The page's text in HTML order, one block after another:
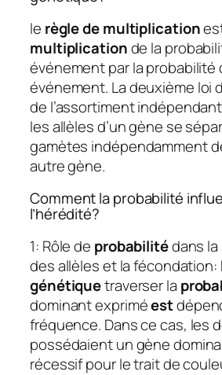
le règle de multiplication
multiplicationde la
événement par la probabilité
événement. La deuxième loi
de l’assortiment
les allèles d’un gène se
gamètes indépendamment
autre gène.
Comment la probabilité
l’hérédité?
1: Rôle de probabilitédans la
des allèles et la fécondation:
génétiquetraverser la
dominant expriméest
fréquence. Dans ce cas, les
possédaient un gène
récessif pour le trait de